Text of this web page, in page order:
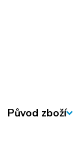
Původ zboží